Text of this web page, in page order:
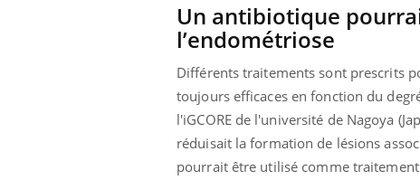
Un antibiotique
l’endométriose
Différents traitements sont prescrits
toujours efficaces en fonction du
l'iGCORE de l'université de Nagoya
réduisait la formation de lésions
pourrait être utilisé comme